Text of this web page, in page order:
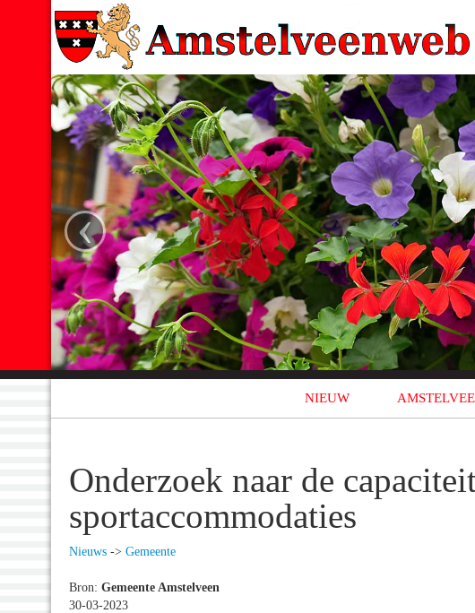
‹
NIEUW
Onderzoek naar de
sportaccommodaties
Nieuws -> Gemeente
Bron: Gemeente Amstelveen
30-03-2023